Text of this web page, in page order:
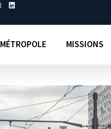
MÉTROPOLE MISSIONS